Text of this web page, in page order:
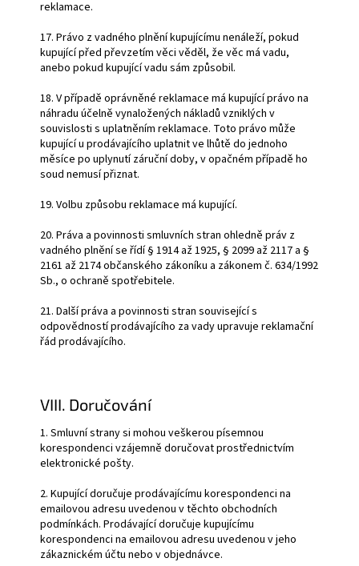
reklamace.
17. Právo z vadného plnění kupujícímu nenáleží, pokud
kupující před převzetím věci věděl, že věc má vadu,
anebo pokud kupující vadu sám způsobil.
18. V případě oprávněné reklamace má kupující právo na
náhradu účelně vynaložených nákladů vzniklých v
souvislosti s uplatněním reklamace. Toto právo může
kupující u prodávajícího uplatnit ve lhůtě do jednoho
měsíce po uplynutí záruční doby, v opačném případě ho
soud nemusí přiznat.
19. Volbu způsobu reklamace má kupující.
20. Práva a povinnosti smluvních stran ohledně práv z
vadného plnění se řídí § 1914 až 1925, § 2099 až 2117 a §
2161 až 2174 občanského zákoníku a zákonem č. 634/1992
Sb., o ochraně spotřebitele.
21. Další práva a povinnosti stran související s
odpovědností prodávajícího za vady upravuje reklamační
řád prodávajícího.
VIII. Doručování
1. Smluvní strany si mohou veškerou písemnou
korespondenci vzájemně doručovat prostřednictvím
elektronické pošty.
2. Kupující doručuje prodávajícímu korespondenci na
emailovou adresu uvedenou v těchto obchodních
podmínkách. Prodávající doručuje kupujícímu
korespondenci na emailovou adresu uvedenou v jeho
zákaznickém účtu nebo v objednávce.